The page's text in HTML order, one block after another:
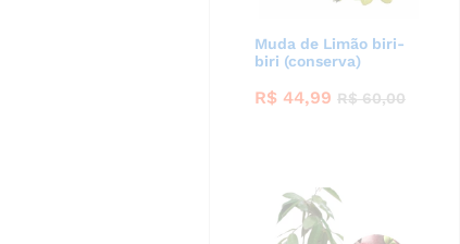
Muda de Limão biri-
biri (conserva)
R$ 44,99 R$60,00